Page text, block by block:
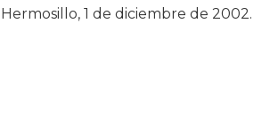
Hermosillo, 1 de diciembre de 2002.